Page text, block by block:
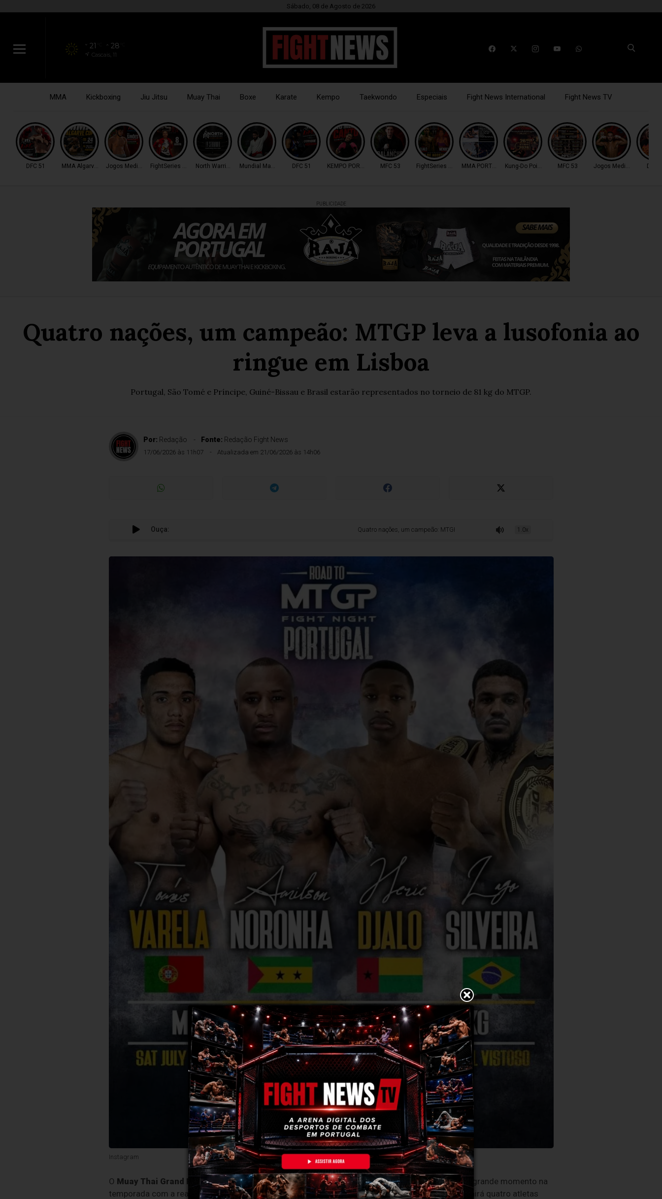
Sábado, 08 de Agosto de 2026
21 28
Cascais, 11
MMA Kickboxing Jiu Jitsu Muay Thai Boxe Karate Kempo Taekwondo Especiais Fight News International Fight News TV
DFC 51 MMA Algarve CupJogos MediterrâneoFightSeries 11 North Warriors Mundial Master IBJJFDFC 51 KEMPO PORTUGAL MFC 53 FightSeries 11 MMA PORTUGALKung-Do Point CombatMFC 53 Jogos MediterrâneoDFC
PUBLICIDADE
Quatro nações, um campeão: MTGP leva a lusofonia ao
ringue em Lisboa
Portugal, São Tomé e Príncipe, Guiné-Bissau e Brasil estarão representados no torneio de 81 kg do MTGP.
Por: Redação Fonte: Redação Fight News
17/06/2026 às 11h07 Atualizada em 21/06/2026 às 14h06
Ouça: Quatro nações, um campeão: MTGP leva a lusofonia ao ringue em Lisboa1.0x
Instagram
O Muay Thai Grand Prix Portugal (MTGP)vai promover, no próximodia 4 de julho de 2026, um grande momento na
temporada com a realização doMTGP 4 Nations Tournament – 81 kg, uma competição que reunirá quatro atletas